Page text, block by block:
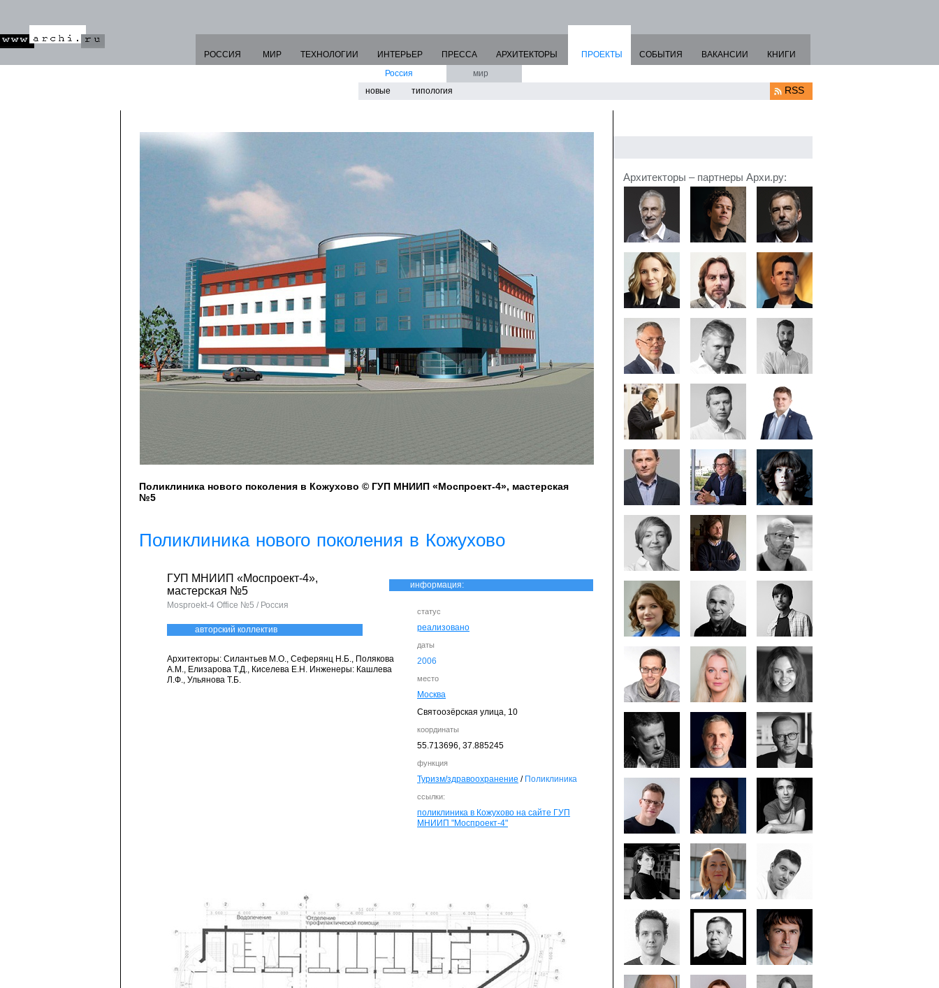
РОССИЯ МИР ТЕХНОЛОГИИ ИНТЕРЬЕР ПРЕССА АРХИТЕКТОРЫ
ПРОЕКТЫ
Россия
новые
типология
мир
СОБЫТИЯ ВАКАНСИИ КНИГИ
RSS
Поликлиника нового поколения в Кожухово © ГУП МНИИП «Моспроект-4», мастерская
№5
Поликлиника нового поколения в Кожухово
информация:
статус
реализовано
даты
2006
место
Москва
Святоозёрская улица, 10
координаты
55.713696, 37.885245
функция
Туризм/здравоохранение / Поликлиника
ссылки:
поликлиника в Кожухово на сайте ГУП
МНИИП "Моспроект-4"
ГУП МНИИП «Моспроект-4»,
мастерская №5
Mosproekt-4 Office №5 / Россия
авторский коллектив
Архитекторы: Силантьев М.О., Сеферянц Н.Б., Полякова
А.М., Елизарова Т.Д., Киселева Е.Н. Инженеры: Кашлева
Л.Ф., Ульянова Т.Б.
Архитекторы – партнеры Архи.ру: